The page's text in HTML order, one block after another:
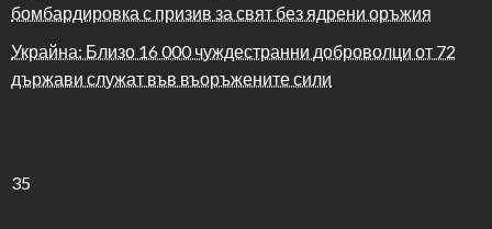
бомбардировка с призив за свят без ядрени оръжия
Украйна: Близо 16 000 чуждестранни доброволци от 72
държави служат във въоръжените сили
35